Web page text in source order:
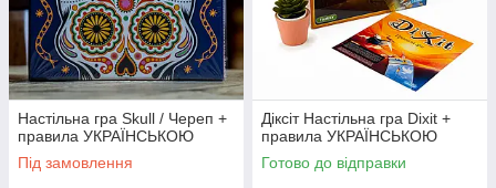
Настільна гра Skull / Череп +
правила УКРАЇНСЬКОЮ
Під замовлення
Діксіт Настільна гра Dixit +
правила УКРАЇНСЬКОЮ
Готово до відправки